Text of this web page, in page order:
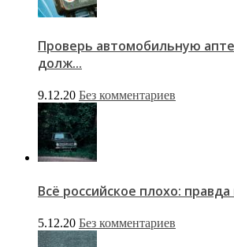
Проверь автомобильную
долж...
9.12.20 Без комментариев
Всё российское плохо:
5.12.20 Без комментариев